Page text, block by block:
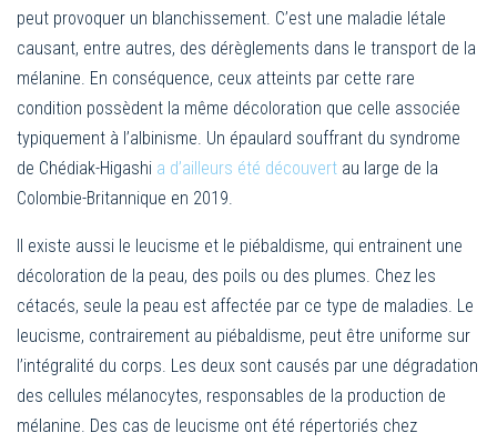
peut provoquer un blanchissement. C’est une maladie létale
causant, entre autres, des dérèglements dans le transport de la
mélanine. En conséquence, ceux atteints par cette rare
condition possèdent la même décoloration que celle associée
typiquement à l’albinisme. Un épaulard souffrant du syndrome
de Chédiak-Higashi a d’ailleurs été découvert au large de la
Colombie-Britannique en 2019.
Il existe aussi le leucisme et le piébaldisme, qui entrainent une
décoloration de la peau, des poils ou des plumes. Chez les
cétacés, seule la peau est affectée par ce type de maladies. Le
leucisme, contrairement au piébaldisme, peut être uniforme sur
l’intégralité du corps. Les deux sont causés par une dégradation
des cellules mélanocytes, responsables de la production de
mélanine. Des cas de leucisme ont été répertoriés chez